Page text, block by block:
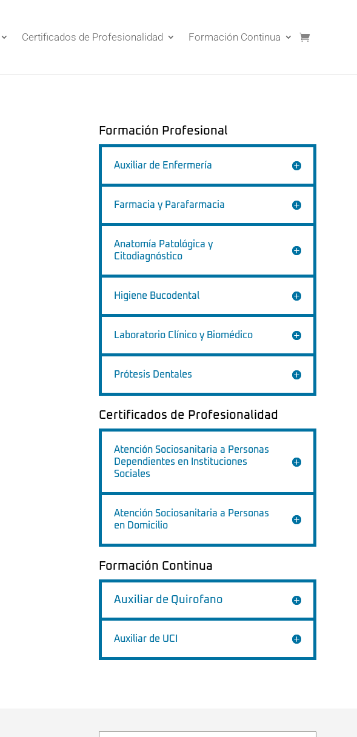
Certificados de Profesionalidad Formación Continua
Formación Profesional
Auxiliar de Enfermería
Farmacia y Parafarmacia
Anatomía Patológica y
Citodiagnóstico
Higiene Bucodental
Laboratorio Clínico y Biomédico
Prótesis Dentales
Certificados de Profesionalidad
Atención Sociosanitaria a Personas
Dependientes en Instituciones
Sociales
Atención Sociosanitaria a Personas
en Domicilio
Formación Continua
Auxiliar de Quirofano
Auxiliar de UCI